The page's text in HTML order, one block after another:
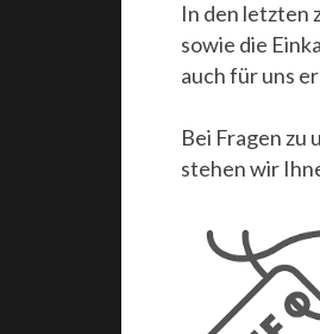
In den letzten
sowie die
auch für uns
Bei Fragen zu
stehen wir